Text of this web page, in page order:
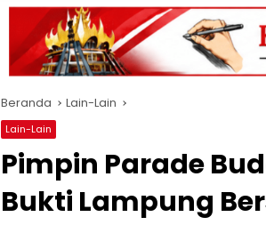
Beranda Lain-Lain
Lain-Lain
Pimpin Parade
Bukti Lampung